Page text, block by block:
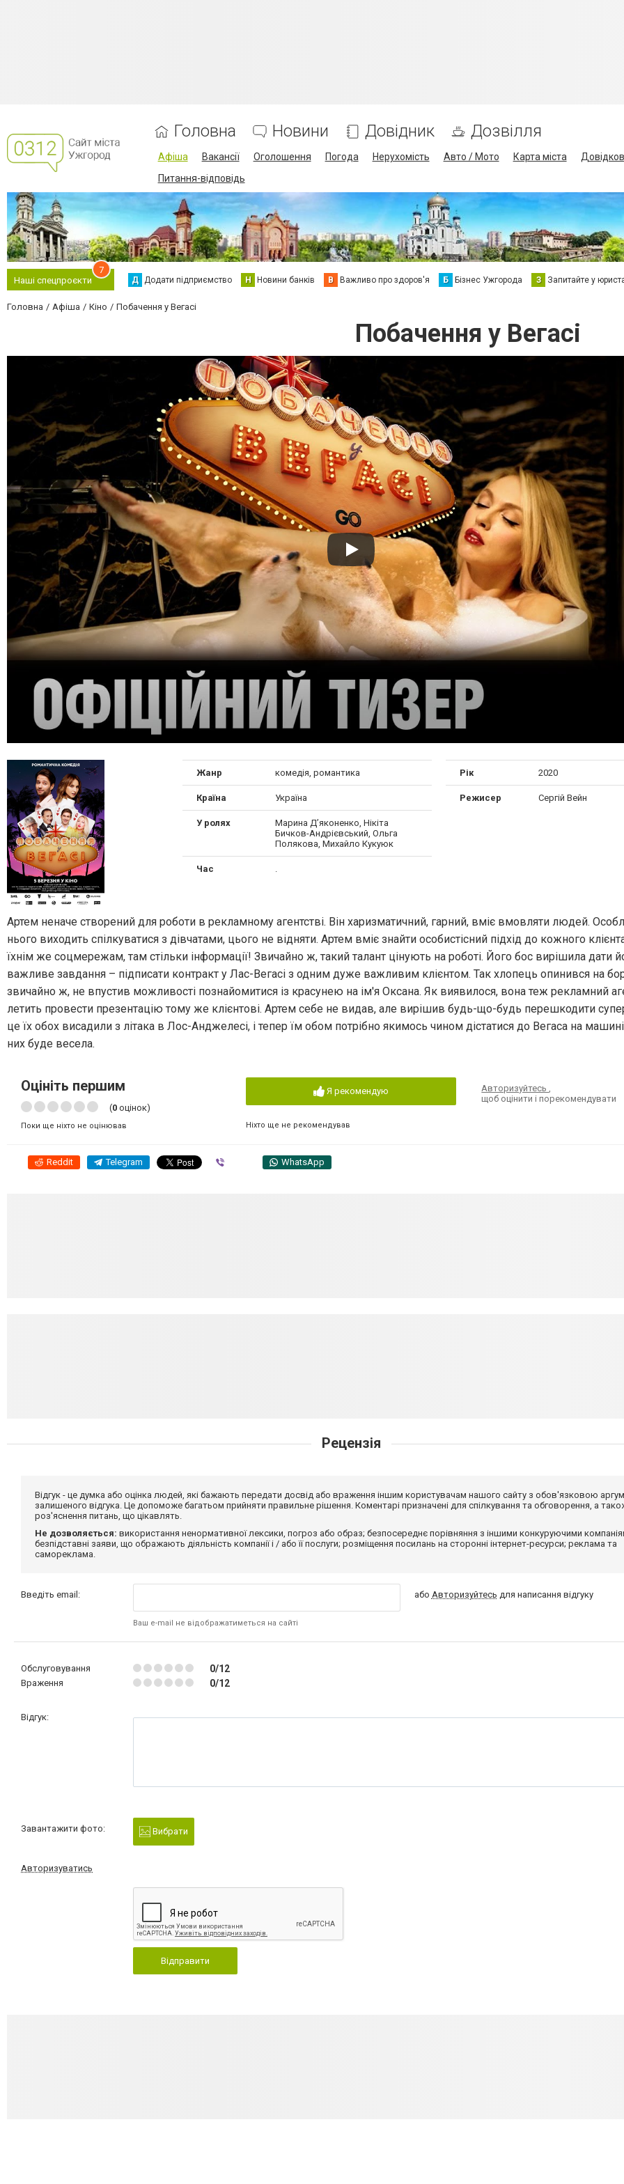
Головна Новини Довідник Дозвілля
Афіша Вакансії Оголошення Погода Нерухомість Авто / Мото Карта міста
Питання-відповідь
Наші спецпроєкти
7
Д Додати підприємство Н Новини банків В Важливо про здоров'я Б Бізнес Ужгорода З Запитайте у
Головна Афіша Кіно Побачення у Вегасі
Побачення у Вегасі
Жанр комедія, романтика
Країна Україна
У ролях
Марина Д’яконенко, Нікіта
Бичков-Андрієвський, Ольга
Полякова, Михайло Кукуюк
Рік 2020
Режисер Сергій Вейн
Час
Артем неначе створений для роботи в рекламному агентстві. Він харизматичний, гарний, вміє вмовляти людей.
нього виходить спілкуватися з дівчатами, цього не відняти. Артем вміє знайти особистісний підхід до кожного
їхнім же соцмережам, там стільки інформації! Звичайно ж, такий талант цінують на роботі. Його бос вирішила дати
важливе завдання – підписати контракт у Лас-Вегасі з одним дуже важливим клієнтом. Так хлопець опинився на
звичайно ж, не впустив можливості познайомитися із красунею на ім'я Оксана. Як виявилося, вона теж рекламний
летить провести презентацію тому же клієнтові. Артем себе не видав, але вирішив будь-що-будь перешкодити
це їх обох висадили з літака в Лос-Анджелесі, і тепер їм обом потрібно якимось чином дістатися до Вегаса на
них буде весела.
Оцініть першим
(0 оцінок)
Поки ще ніхто не оцінював
Я рекомендую
Ніхто ще не рекомендував
Авторизуйтесь
щоб оцінити і порекомендувати
Reddit Telegram WhatsApp
Рецензія
Відгук - це думка або оцінка людей, які бажають передати досвід або враження іншим користувачам нашого сайту з обов'язковою
залишеного відгука. Це допоможе багатьом прийняти правильне рішення. Коментарі призначені для спілкування та обговорення, а
роз'яснення питань, що цікавлять.
Не дозволяється: використання ненормативної лексики, погроз або образ; безпосереднє порівняння з іншими конкуруючими
безпідставні заяви, що ображають діяльність компанії і / або її послуги; розміщення посилань на сторонні інтернет-ресурси; реклама та
самореклама.
Введіть email:
Ваш e-mail не відображатиметься на сайті
або Авторизуйтесь для написання відгуку
Обслуговування 0/12
Враження 0/12
Відгук:
Завантажити фото: Вибрати
Авторизуватись
Відправити